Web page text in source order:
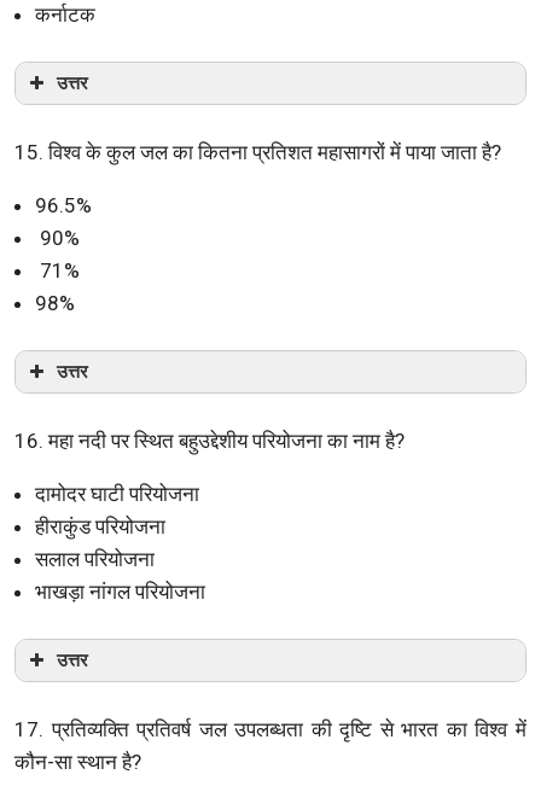
कर्नाटक
उत्तर
15. विश्व के कुल जल का कितना प्रतिशत महासागरों में पाया जाता है?
96.5%
90%
71%
98%
उत्तर
16. महा नदी पर स्थित बहुउद्देशीय परियोजना का नाम है?
दामोदर घाटी परियोजना
हीराकुंड परियोजना
सलाल परियोजना
भाखड़ा नांगल परियोजना
उत्तर
17. प्रतिव्यक्ति प्रतिवर्ष जल उपलब्धता की दृष्टि से भारत का विश्व में
कौन-सा स्थान है?